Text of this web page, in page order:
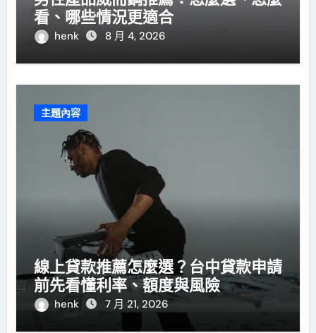
看、哪些情況更適合
henk 8 月 4, 2026
主題內容
線上貸款推薦怎麼選？台中貸款申請
前先看懂利率、額度與風險
henk 7 月 21, 2026